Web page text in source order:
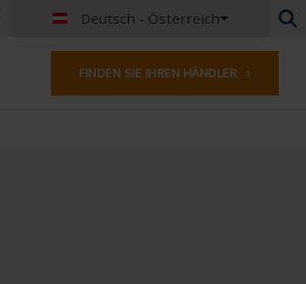
Deutsch - Österreich
Niederländisch - Belgien
Französisch - Belgien
Niederländisch - Niederlande
FINDEN SIE IHREN HÄNDLER ›